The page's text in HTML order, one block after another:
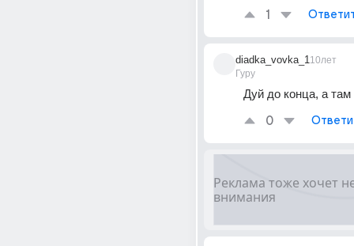
1
diadka_vovka_1
Гуру
10лет
Дуй до конца, а там
0